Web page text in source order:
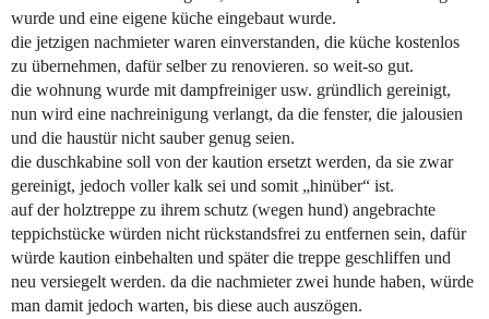
wurde und eine eigene küche eingebaut wurde.
die jetzigen nachmieter waren einverstanden, die küche kostenlos
zu übernehmen, dafür selber zu renovieren. so weit-so gut.
die wohnung wurde mit dampfreiniger usw. gründlich gereinigt,
nun wird eine nachreinigung verlangt, da die fenster, die jalousien
und die haustür nicht sauber genug seien.
die duschkabine soll von der kaution ersetzt werden, da sie zwar
gereinigt, jedoch voller kalk sei und somit „hinüber“ ist.
auf der holztreppe zu ihrem schutz (wegen hund) angebrachte
teppichstücke würden nicht rückstandsfrei zu entfernen sein, dafür
würde kaution einbehalten und später die treppe geschliffen und
neu versiegelt werden. da die nachmieter zwei hunde haben, würde
man damit jedoch warten, bis diese auch auszögen.